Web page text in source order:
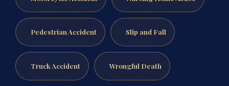
Pedestrian Accident Slip and Fall
Truck Accident Wrongful Death